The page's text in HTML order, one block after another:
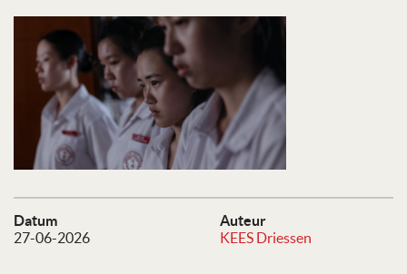
Datum
27-06-2026
Auteur
KEES Driessen